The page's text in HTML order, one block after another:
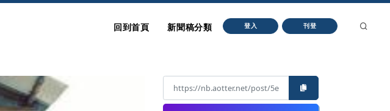
回到首頁 新聞稿分類 登入 刊登